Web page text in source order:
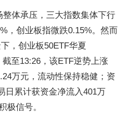
整体承压，三大指数集体下行
创业板指微跌0.15%。然而
，创业板50ETF华夏
截至13:26，该ETF逆势上涨
万元，流动性保持稳健；资
日累计获资金净流入401万
极信号。